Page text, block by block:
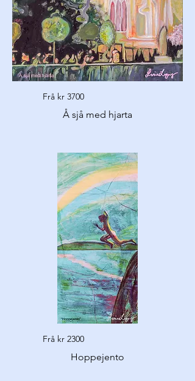
Frå kr 3700
Å sjå med hjarta
Frå kr 2300
Hoppejento